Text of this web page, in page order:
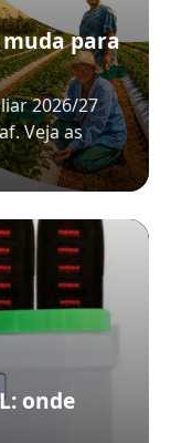
muda para
2026/27
Veja as
onde